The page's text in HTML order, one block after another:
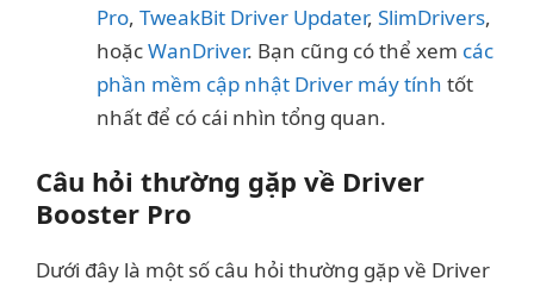
Pro, TweakBit Driver Updater, SlimDrivers,
hoặcWanDriver. Bạn cũng có thể xem các
phần mềm cập nhật Driver máy tính tốt
nhất để có cái nhìn tổng quan.
Câu hỏi thường gặp về Driver
Booster Pro
Dưới đây là một số câu hỏi thường gặp về Driver